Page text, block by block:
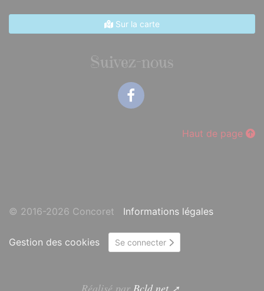
Sur la carte
Suivez-nous
Haut de page
© 2016-2026 Concoret Informations légales
Gestion des cookies Se connecter
Réalisé par Bcld.net